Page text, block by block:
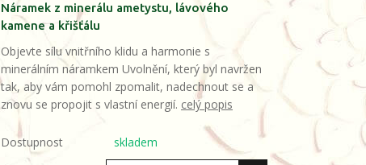
Náramek z minerálu ametystu, lávového
kamene a křišťálu
Objevte sílu vnitřního klidu a harmonie s
minerálním náramkem Uvolnění, který byl navržen
tak, aby vám pomohl zpomalit, nadechnout se a
znovu se propojit s vlastní energií. celý popis
Dostupnost skladem